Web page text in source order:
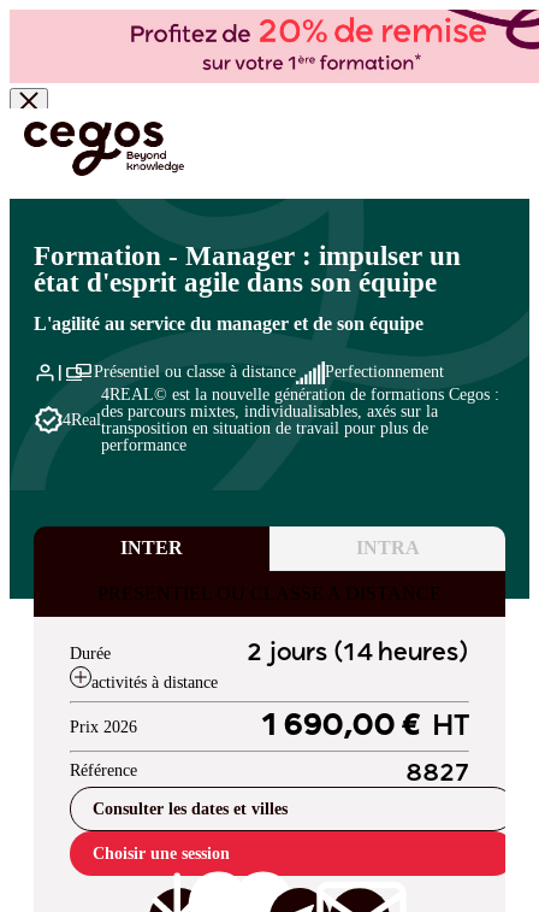
Skip to main content
Vous êtes ici : Accueil >Cegos, organisme de formation à Paris et en régions
Management et leadership
Formation - Manager : impulser un
état d'esprit agile dans son équipe
L'agilité au service du manager et de son équipe
Présentiel ou classe à distance Perfectionnement
4Real
4REAL© est la nouvelle génération de formations Cegos :
des parcours mixtes, individualisables, axés sur la
transposition en situation de travail pour plus de
performance
INTER INTRA
PRESENTIEL OU CLASSE A DISTANCE
Durée 2 jours (14 heures)
activités à distance
Prix 2026 1 690,00 € HT
Référence 8827
Consulter les dates et villes
Choisir une session